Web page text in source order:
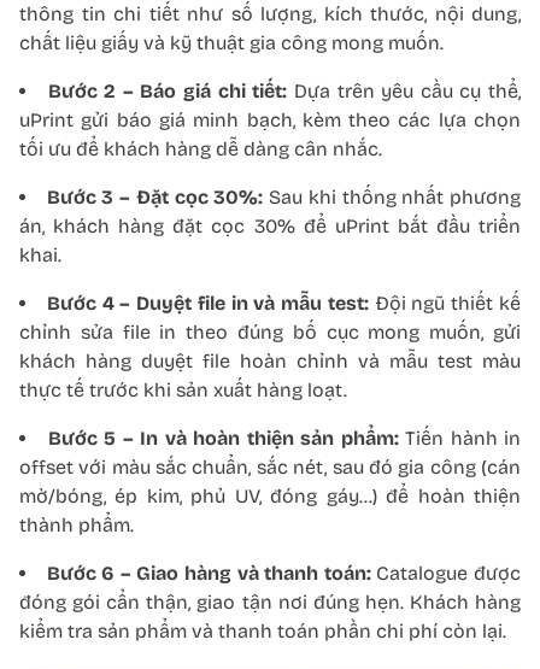
thông tin chi tiết như số lượng, kích thước, nội dung,
chất liệu giấy và kỹ thuật gia công mong muốn.
Bước 2 – Báo giá chi tiết: Dựa trên yêu cầu cụ thể,
uPrint gửi báo giá minh bạch, kèm theo các lựa chọn
tối ưu để khách hàng dễ dàng cân nhắc.
Bước 3 – Đặt cọc 30%: Sau khi thống nhất phương
án, khách hàng đặt cọc 30% để uPrint bắt đầu triển
khai.
Bước 4 – Duyệt file in và mẫu test: Đội ngũ thiết kế
chỉnh sửa file in theo đúng bố cục mong muốn, gửi
khách hàng duyệt file hoàn chỉnh và mẫu test màu
thực tế trước khi sản xuất hàng loạt.
Bước 5 – In và hoàn thiện sản phẩm:Tiến hành in
offset với màu sắc chuẩn, sắc nét, sau đó gia công (cán
mờ/bóng, ép kim, phủ UV, đóng gáy…) để hoàn thiện
thành phẩm.
Bước 6 – Giao hàng và thanh toán: Catalogue được
đóng gói cẩn thận, giao tận nơi đúng hẹn. Khách hàng
kiểm tra sản phẩm và thanh toán phần chi phí còn lại.